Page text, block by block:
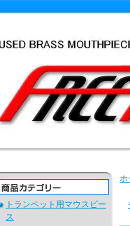
トランペット用マウスピー
ス
ホ